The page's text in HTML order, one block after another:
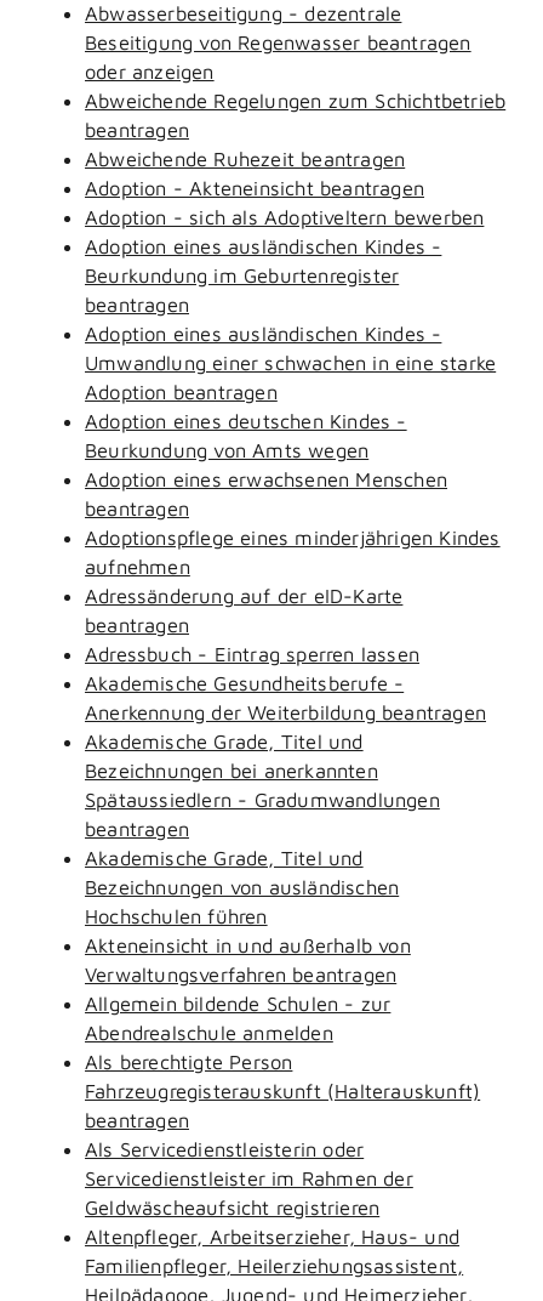
Abwasserbeseitigung - dezentrale
Beseitigung von Regenwasser beantragen
oder anzeigen
Abweichende Regelungen zum Schichtbetrieb
beantragen
Abweichende Ruhezeit beantragen
Adoption - Akteneinsicht beantragen
Adoption - sich als Adoptiveltern bewerben
Adoption eines ausländischen Kindes -
Beurkundung im Geburtenregister
beantragen
Adoption eines ausländischen Kindes -
Umwandlung einer schwachen in eine starke
Adoption beantragen
Adoption eines deutschen Kindes -
Beurkundung von Amts wegen
Adoption eines erwachsenen Menschen
beantragen
Adoptionspflege eines minderjährigen Kindes
aufnehmen
Adressänderung auf der eID-Karte
beantragen
Adressbuch - Eintrag sperren lassen
Akademische Gesundheitsberufe -
Anerkennung der Weiterbildung beantragen
Akademische Grade, Titel und
Bezeichnungen bei anerkannten
Spätaussiedlern - Gradumwandlungen
beantragen
Akademische Grade, Titel und
Bezeichnungen von ausländischen
Hochschulen führen
Akteneinsicht in und außerhalb von
Verwaltungsverfahren beantragen
Allgemein bildende Schulen - zur
Abendrealschule anmelden
Als berechtigte Person
Fahrzeugregisterauskunft (Halterauskunft)
beantragen
Als Servicedienstleisterin oder
Servicedienstleister im Rahmen der
Geldwäscheaufsicht registrieren
Altenpfleger, Arbeitserzieher, Haus- und
Familienpfleger, Heilerziehungsassistent,
Heilpädagoge, Jugend- und Heimerzieher,